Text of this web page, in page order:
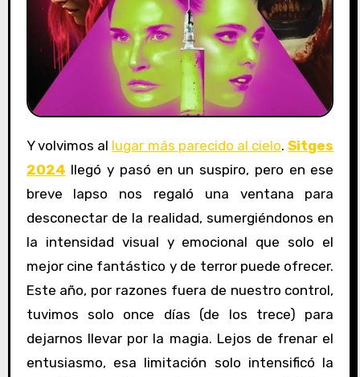
Y volvimos al lugar más parecido al cielo.Sitges
2024 llegó y pasó en un suspiro, pero en ese
breve lapso nos regaló una ventana para
desconectar de la realidad, sumergiéndonos en
la intensidad visual y emocional que solo el
mejor cine fantástico y de terror puede ofrecer.
Este año, por razones fuera de nuestro control,
tuvimos solo once días (de los trece) para
dejarnos llevar por la magia. Lejos de frenar el
entusiasmo, esa limitación solo intensificó la